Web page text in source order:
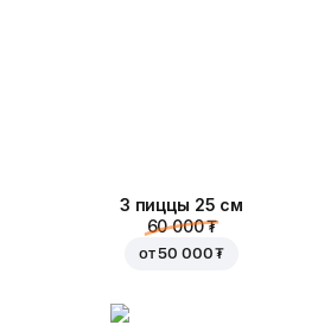
3 пиццы 25 см
60 000 ₮
от50 000 ₮